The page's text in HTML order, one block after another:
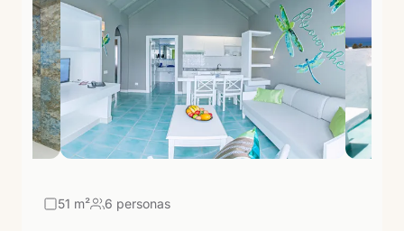
51 m² 6 personas